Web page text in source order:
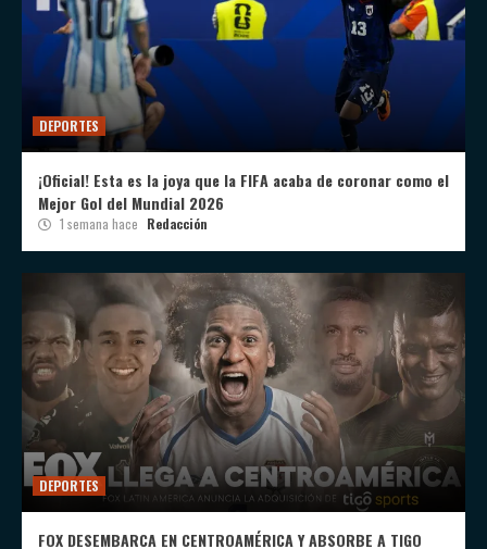
DEPORTES
¡Oficial! Esta es la joya que la FIFA acaba de coronar como el
Mejor Gol del Mundial 2026
1 semana hace Redacción
DEPORTES
FOX DESEMBARCA EN CENTROAMÉRICA Y ABSORBE A TIGO